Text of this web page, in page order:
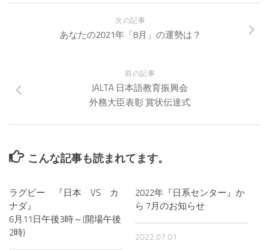
次の記事
あなたの2021年「8月」の運勢は？
前の記事
JALTA 日本語教育振興会
外務大臣表彰 賞状伝達式
こんな記事も読まれてます。
ラグビー 『日本 VS カ
ナダ』
6月11日午後3時～(開場午後
2時)
2022年『日系センター』か
ら 7月のお知らせ
2022.07.01